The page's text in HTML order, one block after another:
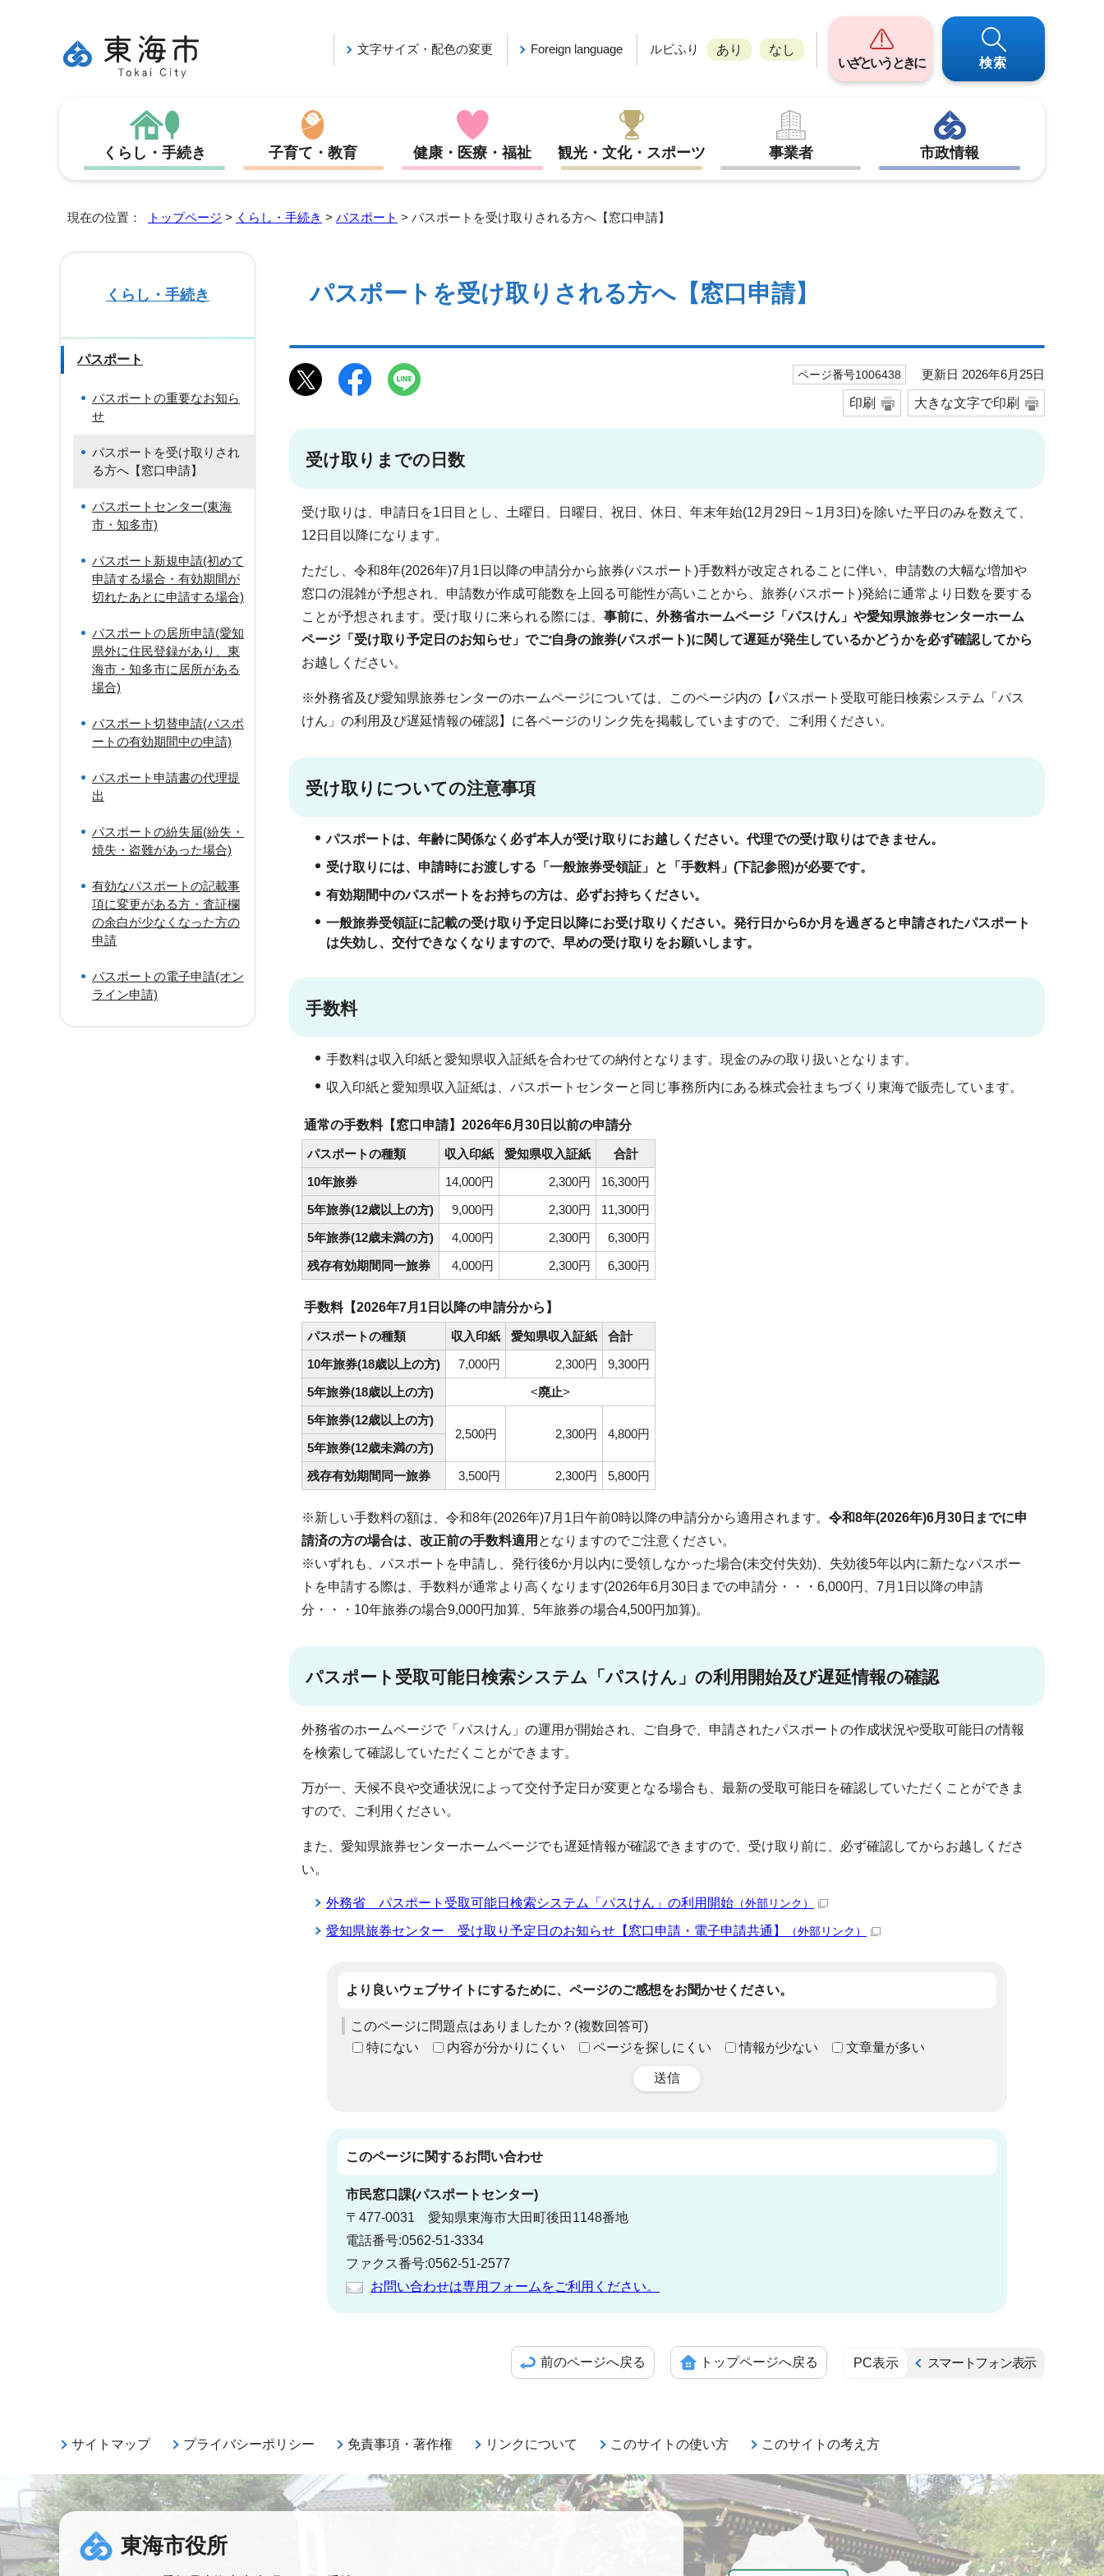
文字サイズ・配色の変更 Foreign language ルビふり あり
なし
いざというときに
検索
くらし・手続き 子育て・教育 健康・医療・福祉 観光・文化・スポーツ 事業者 市政情報
現在の位置： トップページ > くらし・手続き > パスポート > パスポートを受け取りされる方へ【窓口申請】
パスポートを受け取りされる方へ【窓口申請】
ページ番号1006438 更新日 2026年6月25日
印刷 大きな文字で印刷
受け取りまでの日数
受け取りは、申請日を1日目とし、土曜日、日曜日、祝日、休日、年末年始(12月29日～1月3日)を除いた平日のみを数えて、
12日目以降になります。
ただし、令和8年(2026年)7月1日以降の申請分から旅券(パスポート)手数料が改定されることに伴い、申請数の大幅な増加や
窓口の混雑が予想され、申請数が作成可能数を上回る可能性が高いことから、旅券(パスポート)発給に通常より日数を要する
ことが予想されます。受け取りに来られる際には、 事前に、外務省ホームページ「パスけん」や愛知県旅券センターホーム
ページ「受け取り予定日のお知らせ」でご自身の旅券(パスポート)に関して遅延が発生しているかどうかを必ず確認してから
お越しください。
※外務省及び愛知県旅券センターのホームページについては、このページ内の【パスポート受取可能日検索システム「パス
けん」の利用及び遅延情報の確認】に各ページのリンク先を掲載していますので、ご利用ください。
受け取りについての注意事項
パスポートは、年齢に関係なく必ず本人が受け取りにお越しください。代理での受け取りはできません。
受け取りには、申請時にお渡しする「一般旅券受領証」と「手数料」(下記参照)が必要です。
有効期間中のパスポートをお持ちの方は、必ずお持ちください。
一般旅券受領証に記載の受け取り予定日以降にお受け取りください。発行日から6か月を過ぎると申請されたパスポート
は失効し、交付できなくなりますので、早めの受け取りをお願いします。
手数料
手数料は収入印紙と愛知県収入証紙を合わせての納付となります。現金のみの取り扱いとなります。
収入印紙と愛知県収入証紙は、パスポートセンターと同じ事務所内にある株式会社まちづくり東海で販売しています。
通常の手数料【窓口申請】2026年6月30日以前の申請分
パスポートの種類 収入印紙 愛知県収入証紙
合計
10年旅券
14,000円 2,300円
16,300円
5年旅券(12歳以上の方)
9,000円 2,300円
11,300円
5年旅券(12歳未満の方)
4,000円 2,300円
6,300円
残存有効期間同一旅券
4,000円 2,300円 6,300円
手数料【2026年7月1日以降の申請分から】
パスポートの種類 収入印紙 愛知県収入証紙
合計
10年旅券(18歳以上の方)
7,000円 2,300円
9,300円
5年旅券(18歳以上の方)
<廃止>
5年旅券(12歳以上の方)
2,500円
2,300円
4,800円
5年旅券(12歳未満の方)
残存有効期間同一旅券
3,500円 2,300円 5,800円
※新しい手数料の額は、令和8年(2026年)7月1日午前0時以降の申請分から適用されます。 令和8年(2026年)6月30日までに申
請済の方の場合は、改正前の手数料適用 となりますのでご注意ください。
※いずれも、パスポートを申請し、発行後6か月以内に受領しなかった場合(未交付失効)、失効後5年以内に新たなパスポー
トを申請する際は、手数料が通常より高くなります(2026年6月30日までの申請分・・・6,000円、7月1日以降の申請
分・・・10年旅券の場合9,000円加算、5年旅券の場合4,500円加算)。
パスポート受取可能日検索システム「パスけん」の利用開始及び遅延情報の確認
外務省のホームページで「パスけん」の運用が開始され、ご自身で、申請されたパスポートの作成状況や受取可能日の情報
を検索して確認していただくことができます。
万が一、天候不良や交通状況によって交付予定日が変更となる場合も、最新の受取可能日を確認していただくことができま
すので、ご利用ください。
また、愛知県旅券センターホームページでも遅延情報が確認できますので、受け取り前に、必ず確認してからお越しくださ
い。
外務省 パスポート受取可能日検索システム「パスけん」の利用開始 （外部リンク）
愛知県旅券センター 受け取り予定日のお知らせ【窓口申請・電子申請共通】 （外部リンク）
より良いウェブサイトにするために、ページのご感想をお聞かせください。
このページに問題点はありましたか？(複数回答可)
特にない
内容が分かりにくい ページを探しにくい 情報が少ない 文章量が多い
送信
このページに関するお問い合わせ
市民窓口課(パスポートセンター)
〒477-0031 愛知県東海市大田町後田1148番地
電話番号:0562-51-3334
ファクス番号:0562-51-2577
お問い合わせは専用フォームをご利用ください。
くらし・手続き
パスポート
パスポートの重要なお知ら
せ
パスポートを受け取りされ
る方へ【窓口申請】
パスポートセンター(東海
市・知多市)
パスポート新規申請(初めて
申請する場合・有効期間が
切れたあとに申請する場合)
パスポートの居所申請(愛知
県外に住民登録があり、東
海市・知多市に居所がある
場合)
パスポート切替申請(パスポ
ートの有効期間中の申請)
パスポート申請書の代理提
出
パスポートの紛失届(紛失・
焼失・盗難があった場合)
有効なパスポートの記載事
項に変更がある方・査証欄
の余白が少なくなった方の
申請
パスポートの電子申請(オン
ライン申請)
前のページへ戻る トップページへ戻る PC表示 スマートフォン表示
サイトマップ プライバシーポリシー 免責事項・著作権 リンクについて このサイトの使い方 このサイトの考え方
東海市役所